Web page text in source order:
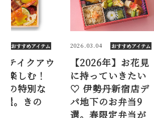
おすすめアイテム
年】お花見
いきたい
新宿店デ
お弁当9
2025.11.06 おすすめアイテム
【定期宅配】
ISETAN DOORオ
リジナルサラダが
新登場。鎌倉紅谷
コラボも！